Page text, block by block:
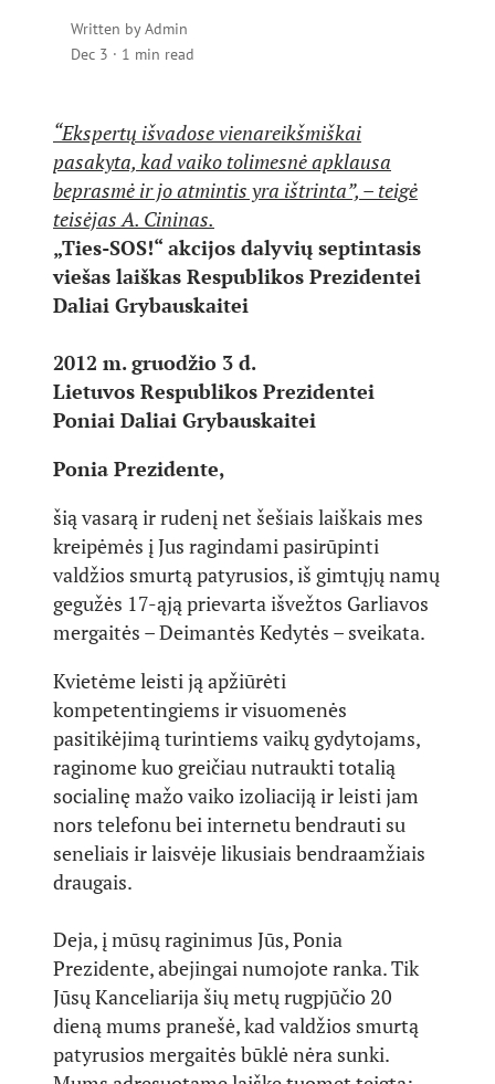
Written byAdmin
Dec 3 · 1 min read
“Ekspertų išvadose vienareikšmiškai
pasakyta, kad vaiko tolimesnė apklausa
beprasmė ir jo atmintis yra ištrinta”, – teigė
teisėjas A. Cininas.
„Ties-SOS!“ akcijos dalyvių septintasis
viešas laiškas Respublikos Prezidentei
Daliai Grybauskaitei
2012 m. gruodžio 3 d.
Lietuvos Respublikos Prezidentei
Poniai Daliai Grybauskaitei
Ponia Prezidente,
šią vasarą ir rudenį net šešiais laiškais mes
kreipėmės į Jus ragindami pasirūpinti
valdžios smurtą patyrusios, iš gimtųjų namų
gegužės 17-ąją prievarta išvežtos Garliavos
mergaitės – Deimantės Kedytės – sveikata.
Kvietėme leisti ją apžiūrėti
kompetentingiems ir visuomenės
pasitikėjimą turintiems vaikų gydytojams,
raginome kuo greičiau nutraukti totalią
socialinę mažo vaiko izoliaciją ir leisti jam
nors telefonu bei internetu bendrauti su
seneliais ir laisvėje likusiais bendraamžiais
draugais.
Deja, į mūsų raginimus Jūs, Ponia
Prezidente, abejingai numojote ranka. Tik
Jūsų Kanceliarija šių metų rugpjūčio 20
dieną mums pranešė, kad valdžios smurtą
patyrusios mergaitės būklė nėra sunki.